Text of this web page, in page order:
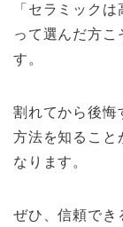
「セラミック
って選んだ方こ
す。
割れてから後悔
方法を知ること
なります。
ぜひ、信頼でき